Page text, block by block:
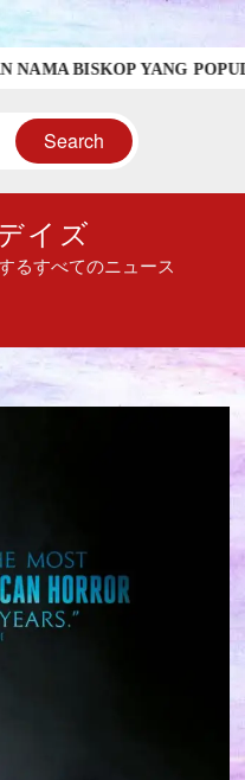
BISKOP YANG POPULER
イズ
るすべてのニュース